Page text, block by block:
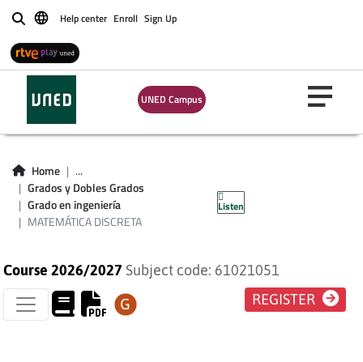
BuscarHelp center Enroll Sign Up
UNED Campus
Home
...
Grados y Dobles Grados
Grado en ingeniería
MATEMÁTICA DISCRETA
Listen
MATEMÁTICA
DISCRETA
Course 2026/2027 Subject code: 61021051
REGISTER